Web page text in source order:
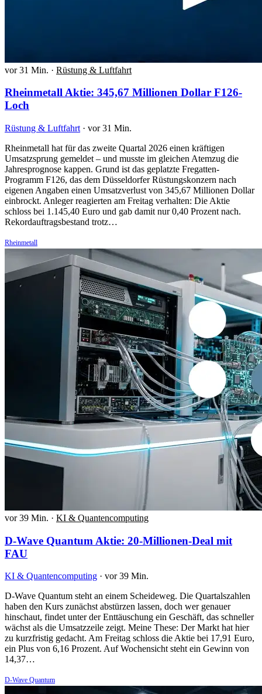
vor 31 Min. · Rüstung & Luftfahrt
Rheinmetall Aktie: 345,67 Millionen Dollar F126-
Loch
Rüstung & Luftfahrt · vor 31 Min.
Rheinmetall hat für das zweite Quartal 2026 einen kräftigen
Umsatzsprung gemeldet – und musste im gleichen Atemzug die
Jahresprognose kappen. Grund ist das geplatzte Fregatten-
Programm F126, das dem Düsseldorfer Rüstungskonzern nach
eigenen Angaben einen Umsatzverlust von 345,67 Millionen Dollar
einbrockt. Anleger reagierten am Freitag verhalten: Die Aktie
schloss bei 1.145,40 Euro und gab damit nur 0,40 Prozent nach.
Rekordauftragsbestand trotz…
Rheinmetall
vor 39 Min. · KI & Quantencomputing
D-Wave Quantum Aktie: 20-Millionen-Deal mit
FAU
KI & Quantencomputing · vor 39 Min.
D-Wave Quantum steht an einem Scheideweg. Die Quartalszahlen
haben den Kurs zunächst abstürzen lassen, doch wer genauer
hinschaut, findet unter der Enttäuschung ein Geschäft, das schneller
wächst als die Umsatzzeile zeigt. Meine These: Der Markt hat hier
zu kurzfristig gedacht. Am Freitag schloss die Aktie bei 17,91 Euro,
ein Plus von 6,16 Prozent. Auf Wochensicht steht ein Gewinn von
14,37…
D-Wave Quantum